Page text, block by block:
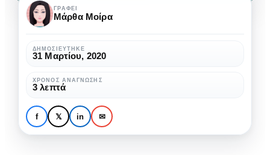
ΨΥΧΟΛΟΓΊΑ
Καραντίνα: πώς μπορεί
να μας βοηθήσει στην
αυτοβελτίωση
Καραντίνα:
πώς
μπορεί
μας
βοηθήσει
στην
αυτοβελτίωση
ΓΡΆΦΕΙ
Μάρθα Μοίρα
ΔΗΜΟΣΙΕΎΤΗΚΕ
31 Μαρτίου, 2020
ΧΡΌΝΟΣ ΑΝΆΓΝΩΣΗΣ
3 λεπτά
f 𝕏 in ✉